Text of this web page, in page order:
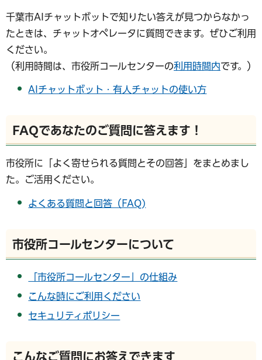
千葉市AIチャットボットで知りたい答えが見つからなかっ
たときは、チャットオペレータに質問できます。ぜひご利用
ください。
（利用時間は、市役所コールセンターの利用時間内です。）
AIチャットボット・有人チャットの使い方
FAQであなたのご質問に答えます！
市役所に「よく寄せられる質問とその回答」をまとめまし
た。ご活用ください。
よくある質問と回答（FAQ)
市役所コールセンターについて
「市役所コールセンター」の仕組み
こんな時にご利用ください
セキュリティポリシー
こんなご質問にお答えできます